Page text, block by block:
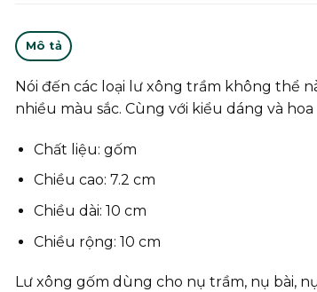
Mô tả
Nói đến các loại lư xông trầm không thể
nhiều màu sắc. Cùng với kiểu dáng và
Chất liệu: gốm
Chiều cao: 7.2 cm
Chiều dài: 10 cm
Chiều rộng: 10 cm
Lư xông gốm dùng cho nụ trầm, nụ bài,